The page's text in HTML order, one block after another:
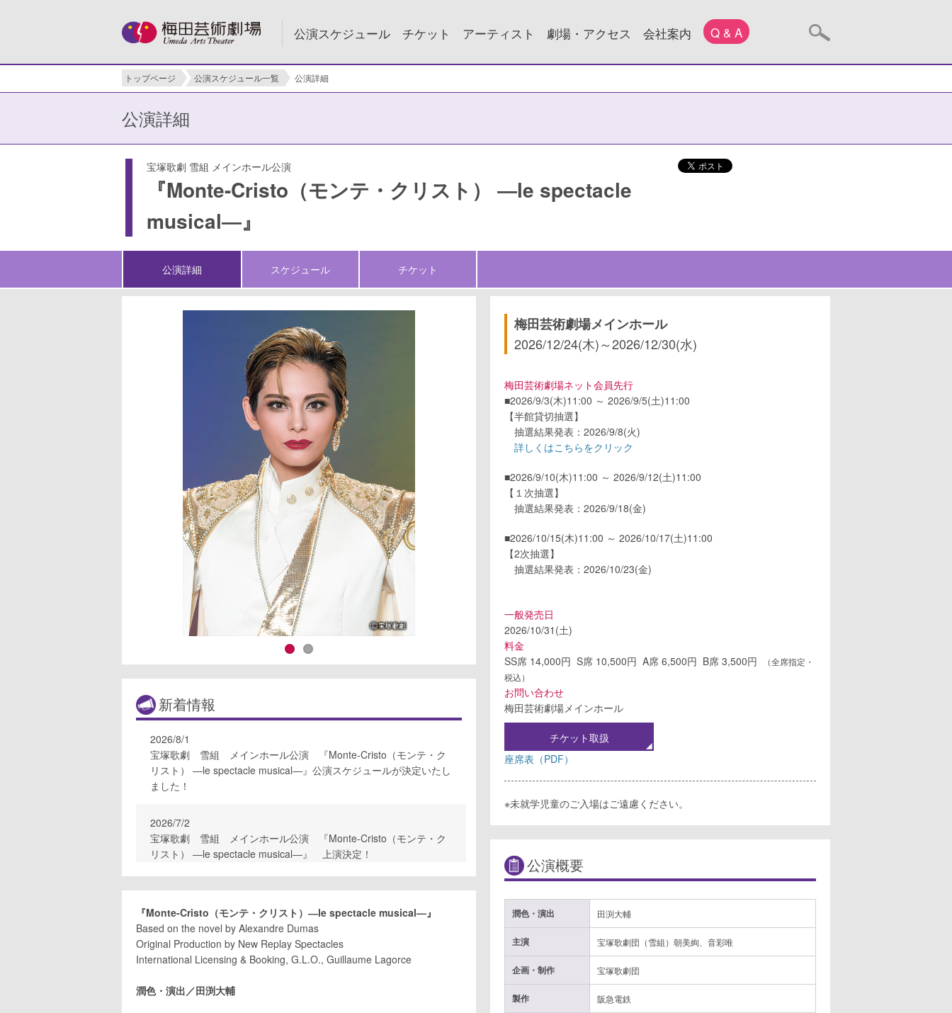
公演スケジュール チケット アーティスト 劇場・アクセス 会社案内 Q & A
トップページ 公演スケジュール一覧 公演詳細
公演詳細
宝塚歌劇 雪組 メインホール公演
『Monte-Cristo（モンテ・クリスト） ―le spectacle
musical―』
公演詳細 スケジュール チケット
新着情報
2026/8/1
宝塚歌劇 雪組 メインホール公演 『Monte-Cristo（モンテ・ク
リスト） ―le spectacle musical―』公演スケジュールが決定いたし
ました！
2026/7/2
宝塚歌劇 雪組 メインホール公演 『Monte-Cristo（モンテ・ク
リスト） ―le spectacle musical―』 上演決定！
『Monte-Cristo（モンテ・クリスト） ―le spectacle musical—』
Based on the novel by Alexandre Dumas
Original Production by New Replay Spectacles
International Licensing & Booking, G.L.O., Guillaume Lagorce
潤色・演出／田渕大輔
梅田芸術劇場メインホール
2026/12/24(木)～2026/12/30(水)
梅田芸術劇場ネット会員先行
■2026/9/3(木)11:00 ～ 2026/9/5(土)11:00
【半館貸切抽選】
抽選結果発表：2026/9/8(火)
詳しくはこちらをクリック
■2026/9/10(木)11:00 ～ 2026/9/12(土)11:00
【１次抽選】
抽選結果発表：2026/9/18(金)
■2026/10/15(木)11:00 ～ 2026/10/17(土)11:00
【2次抽選】
抽選結果発表：2026/10/23(金)
一般発売日
2026/10/31(土)
料金
SS席 14,000円 S席 10,500円 A席 6,500円 B席 3,500円
（全席指定・
税込）
お問い合わせ
梅田芸術劇場メインホール
チケット取扱
座席表（PDF）
※未就学児童のご入場はご遠慮ください。
公演概要
潤色・演出 田渕大輔
主演 宝塚歌劇団（雪組）朝美絢、音彩唯
企画・制作 宝塚歌劇団
製作 阪急電鉄